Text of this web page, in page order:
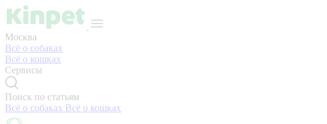
Москва
Всё о собаках
Всё о кошках
Сервисы
Поиск по статьям
Всё о собаках Всё о кошках